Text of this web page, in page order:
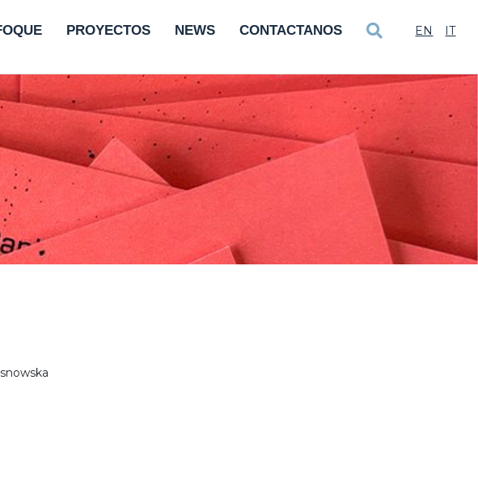
PROYECTOS NEWS CONTACTANOS EN IT